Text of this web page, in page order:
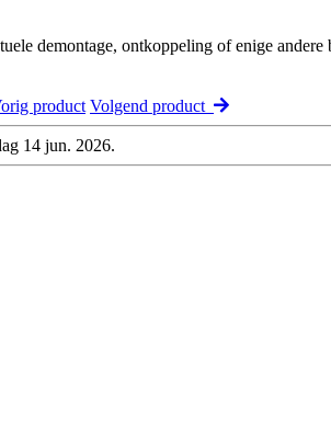
demontage, ontkoppeling of enige
product Volgend product
14 jun. 2026.